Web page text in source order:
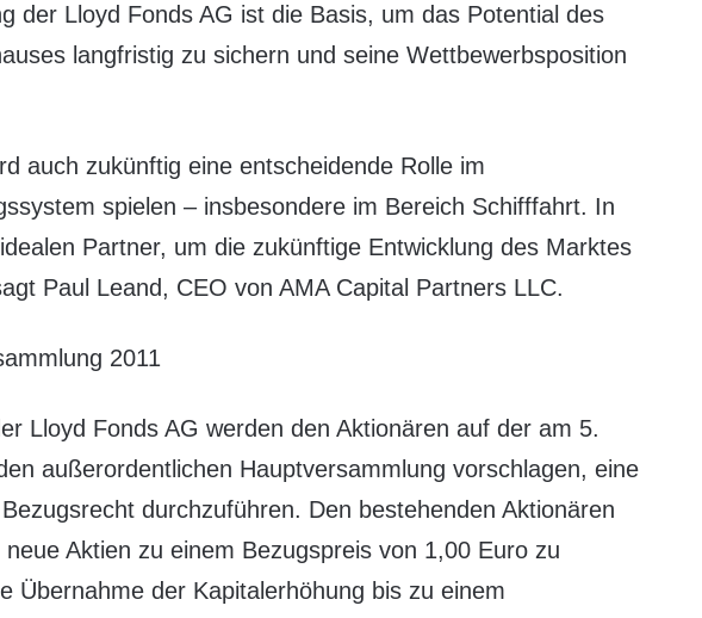
der Lloyd Fonds AG ist die Basis, um das Potential des
langfristig zu sichern und seine Wettbewerbsposition
auch zukünftig eine entscheidende Rolle im
spielen – insbesondere im Bereich Schifffahrt. In
Partner, um die zukünftige Entwicklung des Marktes
Paul Leand, CEO von AMA Capital Partners LLC.
2011
Lloyd Fonds AG werden den Aktionären auf der am 5.
außerordentlichen Hauptversammlung vorschlagen, eine
durchzuführen. Den bestehenden Aktionären
Aktien zu einem Bezugspreis von 1,00 Euro zu
Übernahme der Kapitalerhöhung bis zu einem